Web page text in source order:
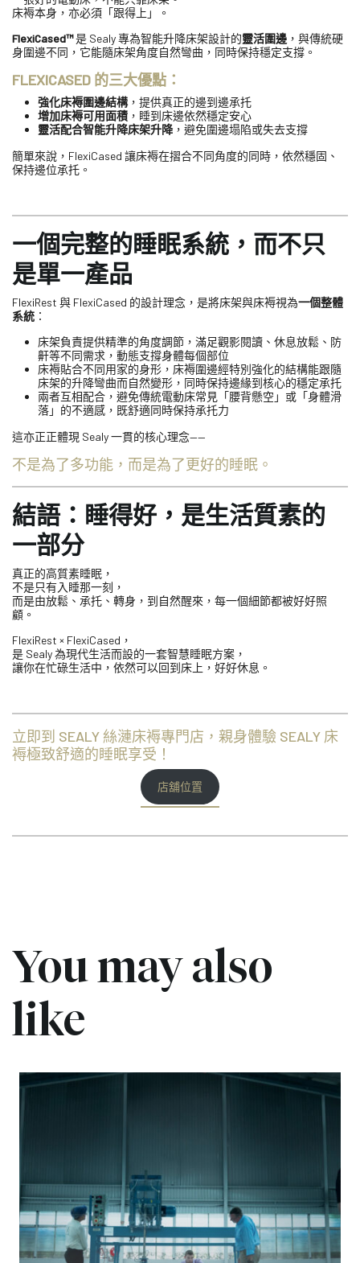
床褥本身，亦必須「跟得上」。
FlexiCased™是 Sealy 專為智能升降床架設計的靈活圍邊 ，與傳統硬
身圍邊不同，它能隨床架角度自然彎曲，同時保持穩定支撐。
FLEXICASED 的三大優點：
強化床褥圍邊結構，提供真正的邊到邊承托
增加床褥可用面積 ，睡到床邊依然穩定安心
靈活配合智能升降床架升降 ，避免圍邊塌陷或失去支撐
簡單來說，FlexiCased 讓床褥在摺合不同角度的同時，依然穩固、
保持邊位承托。
一個完整的睡眠系統，而不只
是單一產品
FlexiRest 與 FlexiCased 的設計理念，是將床架與床褥視為一個整體
系統 ：
床架負責提供精準的角度調節，滿足觀影閱讀、休息放鬆、防
鼾等不同需求，動態支撐身體每個部位
床褥貼合不同用家的身形，床褥圍邊經特別強化的結構能跟隨
床架的升降彎曲而自然變形，同時保持邊緣到核心的穩定承托
兩者互相配合，避免傳統電動床常見「腰背懸空」或「身體滑
落」的不適感，既舒適同時保持承托力
這亦正正體現 Sealy 一貫的核心理念——
不是為了多功能，而是為了更好的睡眠。
結語：睡得好，是生活質素的
一部分
真正的高質素睡眠，
不是只有入睡那一刻，
而是由放鬆、承托、轉身，到自然醒來，每一個細節都被好好照
顧。
FlexiRest × FlexiCased，
是 Sealy 為現代生活而設的一套智慧睡眠方案，
讓你在忙碌生活中，依然可以回到床上，好好休息。
立即到 SEALY 絲漣床褥專門店，親身體驗 SEALY 床
褥極致舒適的睡眠享受！
店舖位置
You may also
like